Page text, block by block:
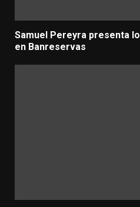
Samuel Pereyra presenta
en Banreservas